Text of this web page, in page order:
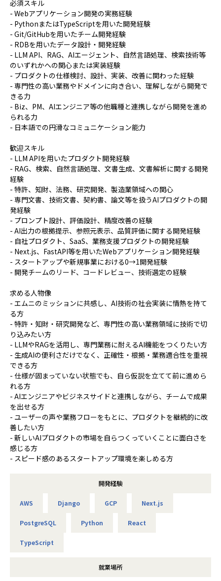
必須スキル
- Webアプリケーション開発の実務経験
- PythonまたはTypeScriptを用いた開発経験
- Git/GitHubを用いたチーム開発経験
- RDBを用いたデータ設計・開発経験
- LLM API、RAG、AIエージェント、自然言語処理、検索技術等
のいずれかへの関心または実装経験
- プロダクトの仕様検討、設計、実装、改善に関わった経験
- 専門性の高い業務やドメインに向き合い、理解しながら開発で
きる力
- Biz、PM、AIエンジニア等の他職種と連携しながら開発を進め
られる力
- 日本語での円滑なコミュニケーション能力
歓迎スキル
- LLM APIを用いたプロダクト開発経験
- RAG、検索、自然言語処理、文書生成、文書解析に関する開発
経験
- 特許、知財、法務、研究開発、製造業領域への関心
- 専門文書、技術文書、契約書、論文等を扱うAIプロダクトの開
発経験
- プロンプト設計、評価設計、精度改善の経験
- AI出力の根拠提示、参照元表示、品質評価に関する開発経験
- 自社プロダクト、SaaS、業務支援プロダクトの開発経験
- Next.js、FastAPI等を用いたWebアプリケーション開発経験
- スタートアップや新規事業における0→1開発経験
- 開発チームのリード、コードレビュー、技術選定の経験
求める人物像
- エムニのミッションに共感し、AI技術の社会実装に情熱を持て
る方
- 特許・知財・研究開発など、専門性の高い業務領域に技術で切
り込みたい方
- LLMやRAGを活用し、専門業務に耐えるAI機能をつくりたい方
- 生成AIの便利さだけでなく、正確性・根拠・業務適合性を重視
できる方
- 仕様が固まっていない状態でも、自ら仮説を立てて前に進めら
れる方
- AIエンジニアやビジネスサイドと連携しながら、チームで成果
を出せる方
- ユーザーの声や業務フローをもとに、プロダクトを継続的に改
善したい方
- 新しいAIプロダクトの市場を自らつくっていくことに面白さを
感じる方
- スピード感のあるスタートアップ環境を楽しめる方
開発経験
AWS Django GCP Next.js
PostgreSQL Python React
TypeScript
就業場所